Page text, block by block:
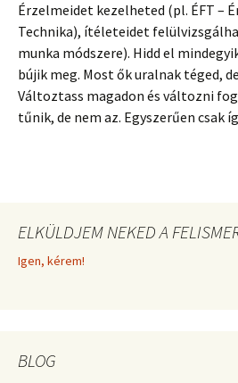
Érzelmeidet kezelheted (pl. ÉFT –
Technika), ítéleteidet
munka módszere). Hidd el
bújik meg. Most ők uralnak téged,
Változtass magadon és változni
tűnik, de nem az. Egyszerűen csak
ELKÜLDJEM NEKED A
Igen, kérem!
BLOG